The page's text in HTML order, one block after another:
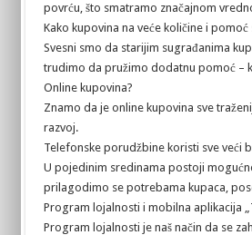
povrću, što smatramo značajnom
Kako kupovina na veće količine i
Svesni smo da starijim sugrađanima
trudimo da pružimo dodatnu pomoć –
Online kupovina?
Znamo da je online kupovina sve
razvoj.
Telefonske porudžbine koristi sve veći
U pojedinim sredinama postoji
prilagodimo se potrebama kupaca,
Program lojalnosti i mobilna aplikacija
Program lojalnosti je naš način da se